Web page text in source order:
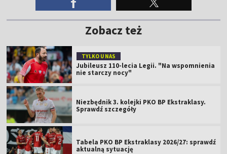
Zobacz też
TYLKO U NAS
Jubileusz 110-lecia Legii. "Na wspomnienia
nie starczy nocy"
Niezbędnik 3. kolejki PKO BP Ekstraklasy.
Sprawdź szczegóły
Tabela PKO BP Ekstraklasy 2026/27: sprawdź
aktualną sytuację